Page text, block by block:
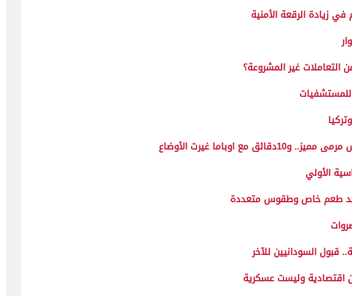
زيادة الرقعة الأمنية
التعاملات غير المشروعة؟
اوباما غيرت الأوضاع
الأولي
طعم خاص وطقوس متعددة
قبول السودانيين للآخر
اقتصادية وليست عسكرية